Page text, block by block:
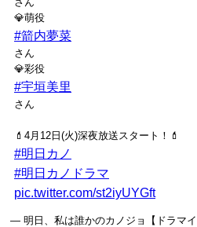
💎萌役
#箭内夢菜
さん
💎彩役
#宇垣美里
さん
💄4月12日(火)深夜放送スタート！💄
#明日カノ
#明日カノドラマ
pic.twitter.com/st2iyUYGft
— 明日、私は誰かのカノジョ【ドラマ